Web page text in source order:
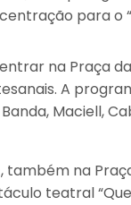
para o
na Praça
A
Maciell,
na
teatral